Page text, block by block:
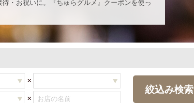
・お祝いに。『ちゅらグルメ』クーポンを使っ
×
×
絞込み検索